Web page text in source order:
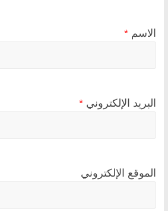
الاسم *
البريد الإلكتروني *
الموقع الإلكتروني